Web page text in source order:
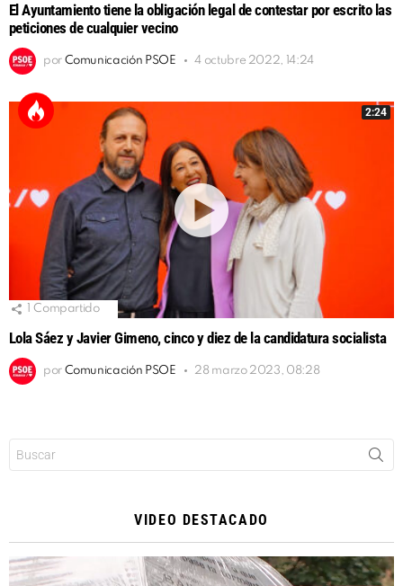
El Ayuntamiento tiene la obligación legal de contestar por escrito las
peticiones de cualquier vecino
por Comunicación PSOE 4 octubre 2022, 14:24
2:24
Compartido
Lola Sáez y Javier Gimeno, cinco y diez de la candidatura socialista
por Comunicación PSOE 28 marzo 2023, 08:28
VIDEO DESTACADO
Reproductor
de